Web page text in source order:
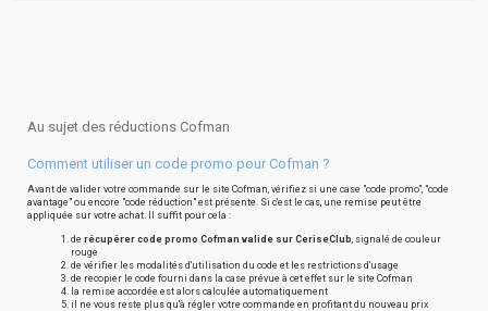
Au sujet des réductions Cofman
Comment utiliser un code promo pour Cofman ?
Avant de valider votre commande sur le site Cofman, vérifiez si une case "code promo", "code
avantage" ou encore "code réduction" est présente. Si c'est le cas, une remise peut être
appliquée sur votre achat. Il suffit pour cela :
de récupérer code promo Cofman valide sur CeriseClub, signalé de couleur
rouge
de vérifier les modalités d'utilisation du code et les restrictions d'usage
de recopier le code fourni dans la case prévue à cet effet sur le site Cofman
la remise accordée est alors calculée automatiquement
il ne vous reste plus qu'à régler votre commande en profitant du nouveau prix